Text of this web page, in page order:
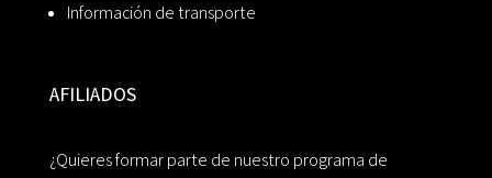
Información de transporte
AFILIADOS
¿Quieres formar parte de nuestro programa de